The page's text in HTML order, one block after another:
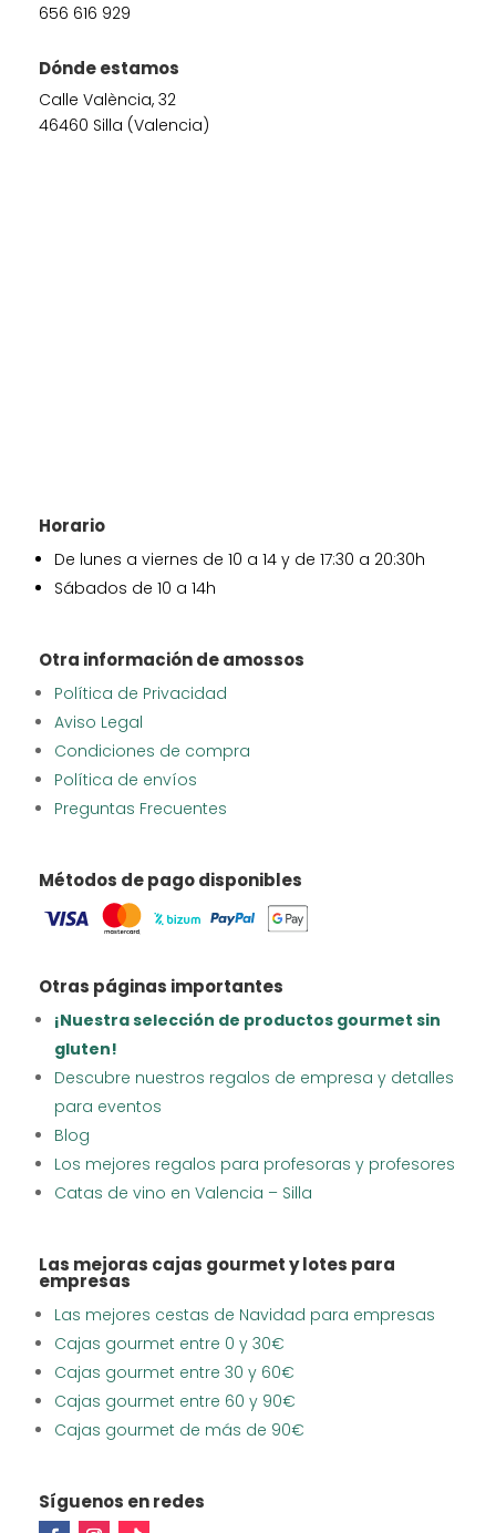
656 616 929
Dónde estamos
Calle València, 32
46460 Silla (Valencia)
Horario
De lunes a viernes de 10 a 14 y de 17:30 a 20:30h
Sábados de 10 a 14h
Otra información de amossos
Política de Privacidad
Aviso Legal
Condiciones de compra
Política de envíos
Preguntas Frecuentes
Métodos de pago disponibles
Otras páginas importantes
¡Nuestra selección de productos gourmet sin
gluten!
Descubre nuestros regalos de empresa y detalles
para eventos
Blog
Los mejores regalos para profesoras y profesores
Catas de vino en Valencia – Silla
Las mejoras cajas gourmet y lotes para
empresas
Las mejores cestas de Navidad para empresas
Cajas gourmet entre 0 y 30€
Cajas gourmet entre 30 y 60€
Cajas gourmet entre 60 y 90€
Cajas gourmet de más de 90€
Síguenos en redes